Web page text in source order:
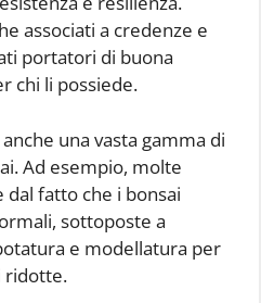
associati a credenze e
portatori di buona
chi li possiede.
una vasta gamma di
Ad esempio, molte
fatto che i bonsai
sottoposte a
e modellatura per
ridotte.